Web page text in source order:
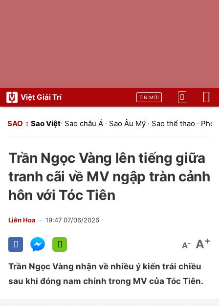
Việt Giải Trí TIN MỚI
SAO Sao Việt· Sao châu Á · Sao Âu Mỹ · Sao thể thao ·
Trần Ngọc Vàng lên tiếng giữa
tranh cãi về MV ngập tràn cảnh
hôn với Tóc Tiên
Liên Hoa 19:47 07/06/2026
A- A+
Trần Ngọc Vàng nhận về nhiều ý kiến trái chiều
sau khi đóng nam chính trong MV của Tóc Tiên.